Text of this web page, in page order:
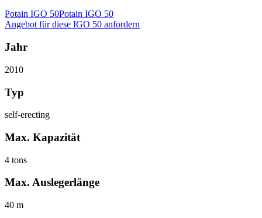
Potain IGO 50Potain IGO 50
Angebot für diese IGO 50 anfordern
Jahr
2010
Typ
self-erecting
Max. Kapazität
4 tons
Max. Auslegerlänge
40 m